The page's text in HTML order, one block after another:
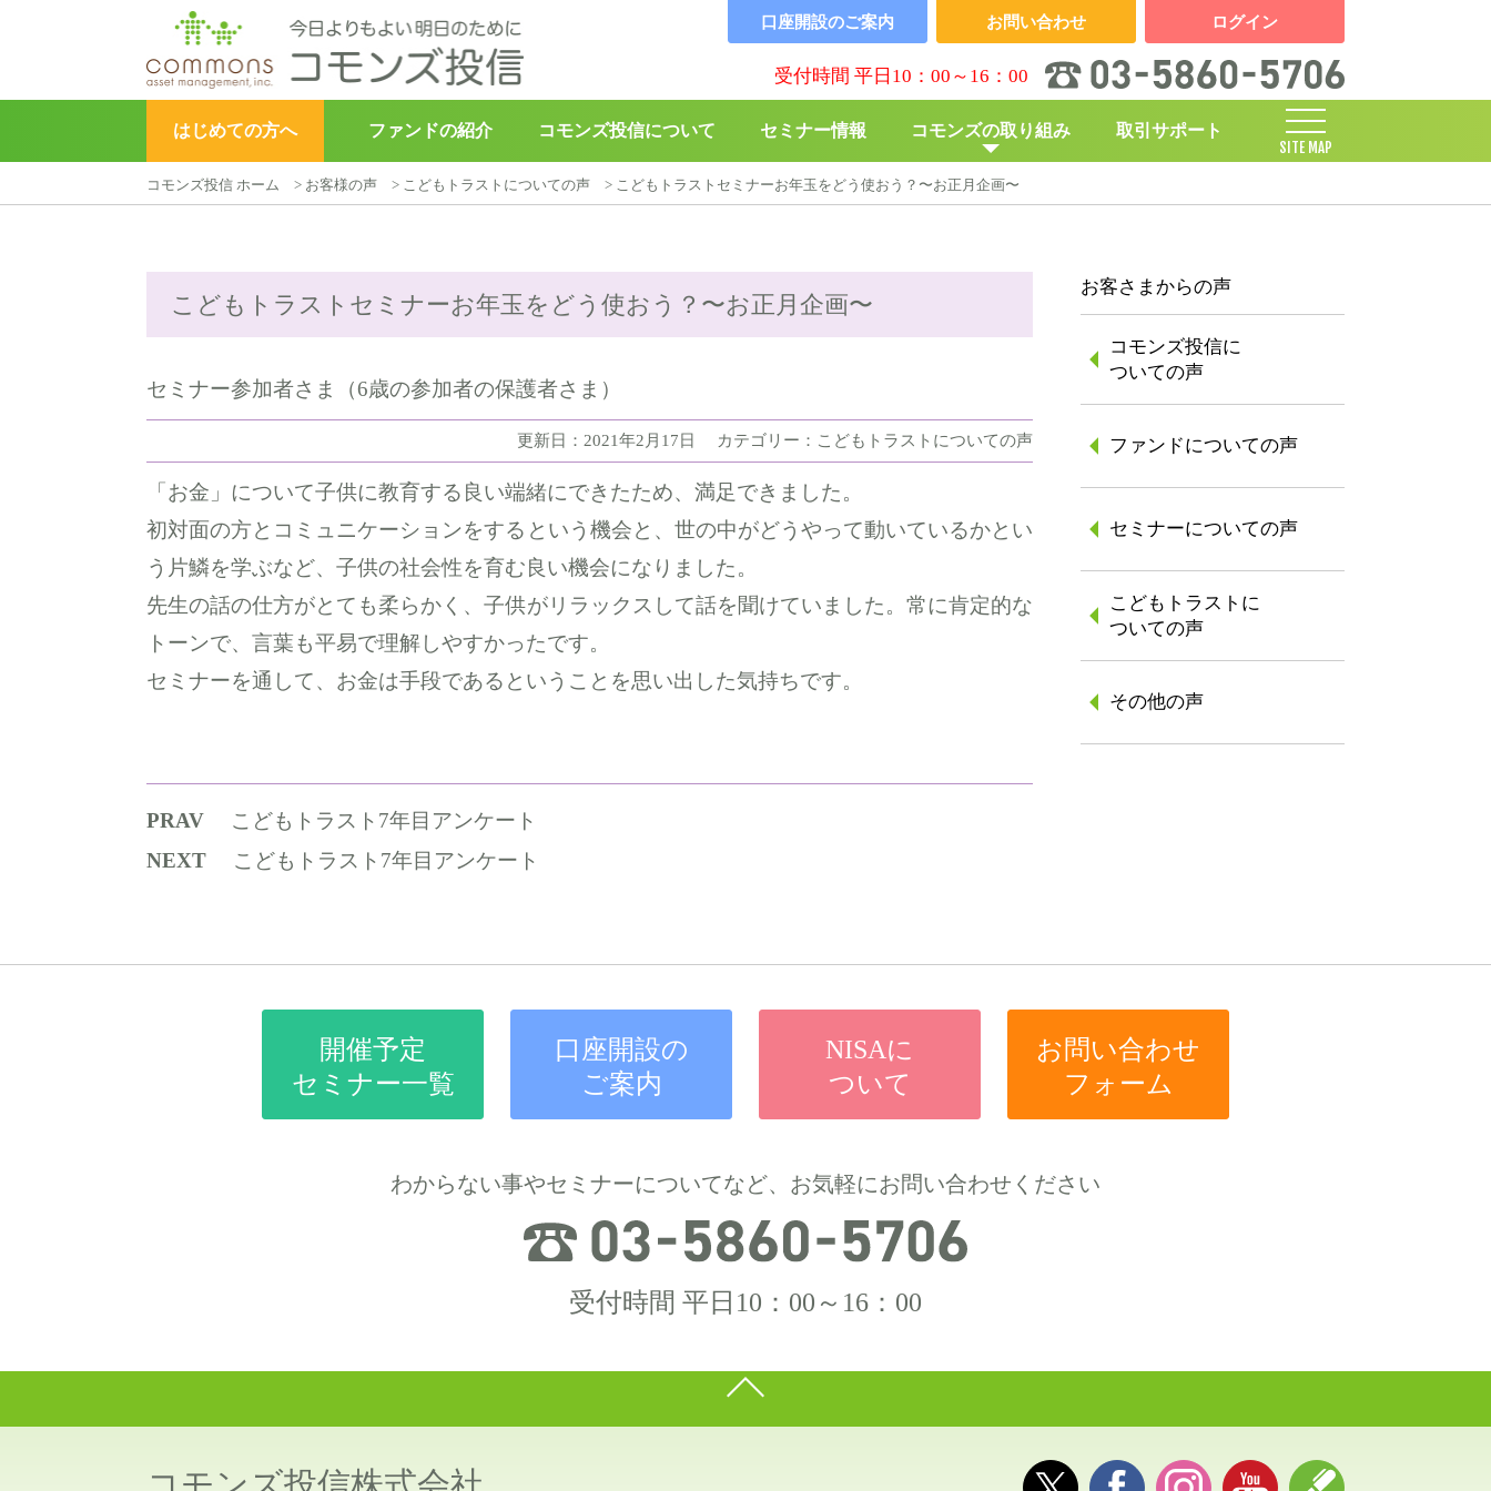
はじめての方へ ファンドの紹介 コモンズ投信について セミナー情報 コモンズの取り組み
▶︎ こどもトラスト ▶︎ コモンズBABY ▶︎ 寄付のしくみ
取引サポート
SITE MAP
口座開設のご案内 お問い合わせ ログイン
受付時間 平日10：00～16：00
コモンズ投信 ホーム > お客様の声 > こどもトラストについての声 > こどもトラストセミナーお年玉をどう使おう？〜お正月企画〜
こどもトラストセミナーお年玉をどう使おう？〜お正月企画〜
セミナー参加者さま（6歳の参加者の保護者さま）
更新日：2021年2月17日 カテゴリー：こどもトラストについての声
「お金」について子供に教育する良い端緒にできたため、満足できました。
初対面の方とコミュニケーションをするという機会と、世の中がどうやって動いているかとい
う片鱗を学ぶなど、子供の社会性を育む良い機会になりました。
先生の話の仕方がとても柔らかく、子供がリラックスして話を聞けていました。常に肯定的な
トーンで、言葉も平易で理解しやすかったです。
セミナーを通して、お金は手段であるということを思い出した気持ちです。
PRAV
こどもトラスト7年目アンケート
NEXT
こどもトラスト7年目アンケート
お客さまからの声
コモンズ投信に
ついての声
ファンドについての声
セミナーについての声
こどもトラストに
ついての声
その他の声
開催予定
セミナー一覧
口座開設の
ご案内
NISAに
ついて
お問い合わせ
フォーム
わからない事やセミナーについてなど、お気軽にお問い合わせください
受付時間 平日10：00～16：00